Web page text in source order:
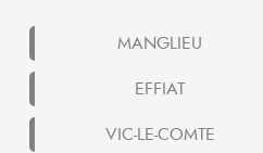
MANGLIEU
EFFIAT
VIC-LE-COMTE